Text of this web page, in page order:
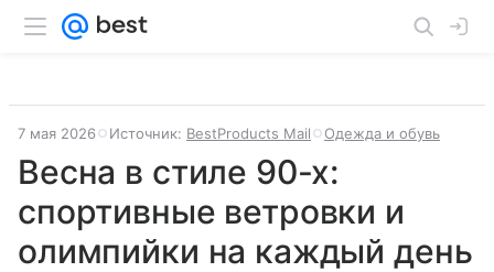
7 мая 2026 Источник: BestProducts Mail Одежда и обувь
Весна в стиле 90-х:
спортивные ветровки и
олимпийки на каждый день